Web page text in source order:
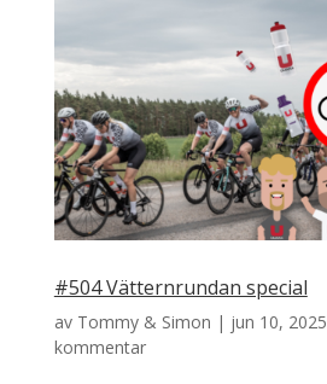
#504 Vätternrundan special
av Tommy & Simon | jun 10, 2025
kommentar